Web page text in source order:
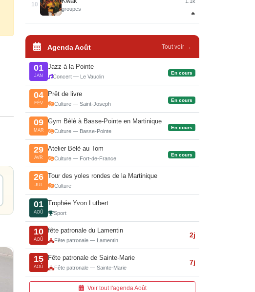
10
groupes
🔥
Agenda Août Tout voir →
01
JAN
Jazz à la Pointe
Concert — Le Vauclin
En cours
04
FÉV
Prêt de livre
Culture — Saint-Joseph
En cours
09
MAR
Gym Bèlè à Basse-Pointe en Martinique
Culture — Basse-Pointe
En cours
29
AVR
Atelier Bélè au Tom
Culture — Fort-de-France
En cours
26
JUL
Tour des yoles rondes de la Martinique
Culture
01
AOÛ
Trophée Yvon Lutbert
Sport
10
AOÛ
fête patronale du Lamentin
Fête patronale — Lamentin
2j
15
AOÛ
Fête patronale de Sainte-Marie
Fête patronale — Sainte-Marie
7j
Voir tout l'agenda Août